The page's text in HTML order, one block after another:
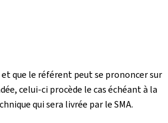
et que le référent peut se prononcer sur
celui-ci procède le cas échéant à la
qui sera livrée par le SMA.